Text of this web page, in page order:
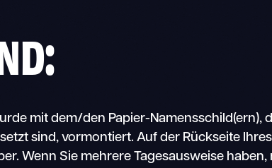
:
mit dem/den Papier-Namensschild(ern),
sind, vormontiert. Auf der Rückseite
Wenn Sie mehrere Tagesausweise